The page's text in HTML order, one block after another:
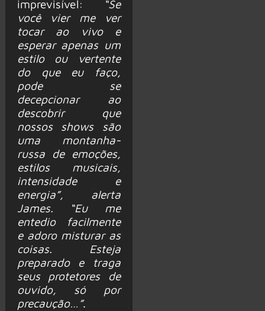
imprevisível:
“Se
você vier me ver
tocar ao vivo e
esperar apenas um
estilo ou vertente
do que eu faço,
pode se
decepcionar ao
descobrir que
nossos shows são
uma montanha-
russa de emoções,
estilos musicais,
intensidade e
energia”, alerta
James. “Eu me
entedio facilmente
e adoro misturar as
coisas. Esteja
preparado e traga
seus protetores de
ouvido, só por
precaução…”.